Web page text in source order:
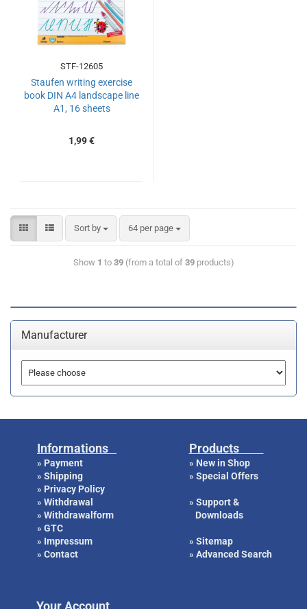
STF-12605
Staufen writing exercise
book DIN A4 landscape line
A1, 16 sheets
1,99 €
Sort by 64 per page
Show 1 to 39(from a total of 39products)
Manufacturer
Informations
» Payment
» Shipping
» Privacy Policy
» Withdrawal
» Withdrawalform
» GTC
» Impressum
» Contact
Products
» New in Shop
» Special Offers
» Support &
Downloads
» Sitemap
» Advanced Search
Your Account